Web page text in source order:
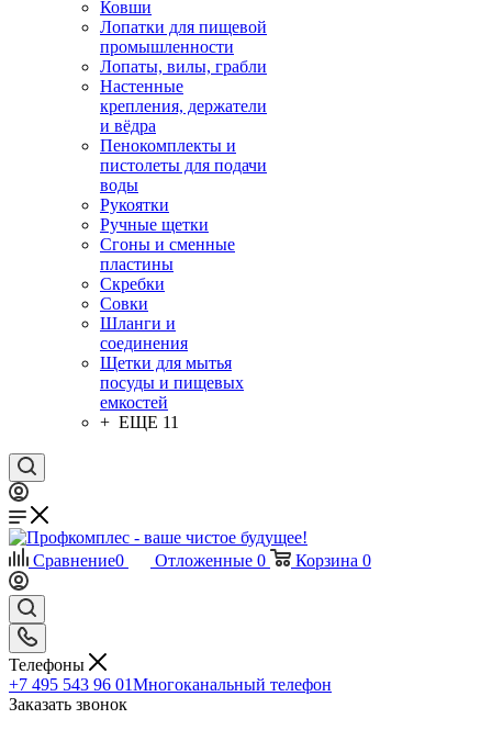
Ковши
Лопатки для пищевой
промышленности
Лопаты, вилы, грабли
Настенные
крепления, держатели
и вёдра
Пенокомплекты и
пистолеты для подачи
воды
Рукоятки
Ручные щетки
Сгоны и сменные
пластины
Скребки
Совки
Шланги и
соединения
Щетки для мытья
посуды и пищевых
емкостей
+ ЕЩЕ 11
Сравнение0 Отложенные 0 Корзина 0
Телефоны
+7 495 543 96 01Многоканальный телефон
Заказать звонок